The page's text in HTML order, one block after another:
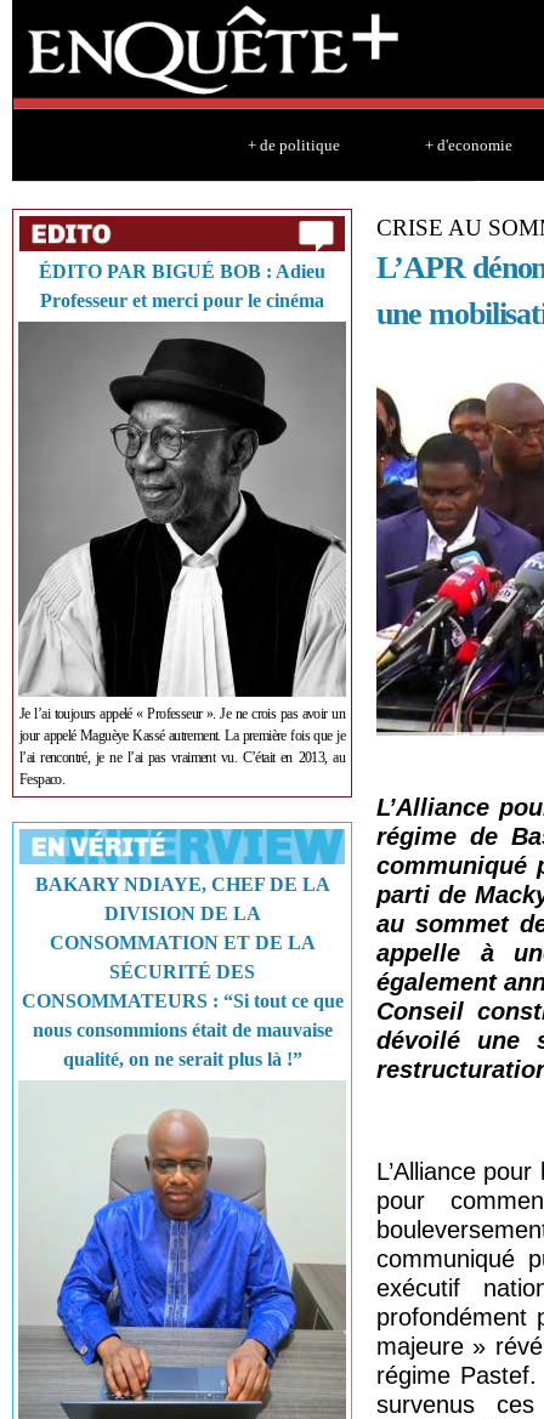
+ de politique + d'economie
ÉDITO PAR BIGUÉ BOB : Adieu
Professeur et merci pour le cinéma
Je l’ai toujours appelé « Professeur ». Je ne crois pas avoir un
jour appelé Maguèye Kassé autrement. La première fois que je
l’ai rencontré, je ne l’ai pas vraiment vu. C’était en 2013, au
Fespaco.
BAKARY NDIAYE, CHEF DE LA
DIVISION DE LA
CONSOMMATION ET DE LA
SÉCURITÉ DES
CONSOMMATEURS : “Si tout ce que
nous consommions était de mauvaise
qualité, on ne serait plus là !”
CRISE AU
L’APR
une
L’Alliance
régime de
communiqué
parti de
au sommet
appelle à
également
Conseil
dévoilé une
L’Alliance
pour
communiqué
exécutif
profondément
majeure »
régime Pastef.
survenus